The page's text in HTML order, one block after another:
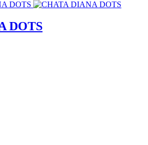
DOTS